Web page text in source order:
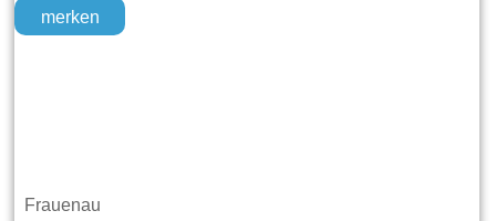
merken
Frauenau